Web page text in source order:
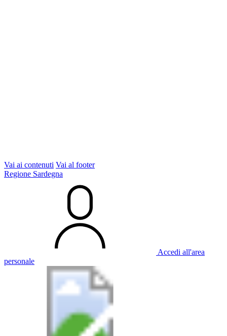
Vai ai contenuti Vai al footer
Regione Sardegna
Accedi all'area
personale